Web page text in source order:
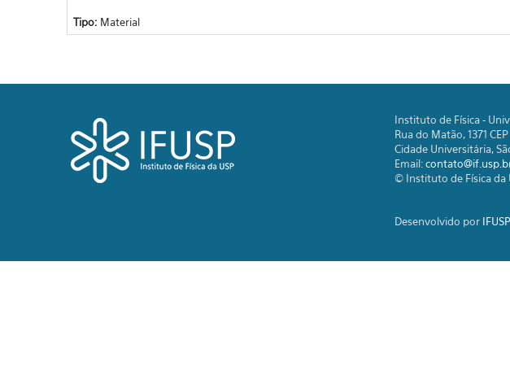
Tipo: Material
Instituto de Física -
Rua do Matão, 1371
Cidade Universitária,
Email:
© Instituto de Física da
Desenvolvido por IFUSP